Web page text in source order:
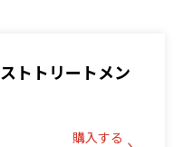
トトリートメン
購入する